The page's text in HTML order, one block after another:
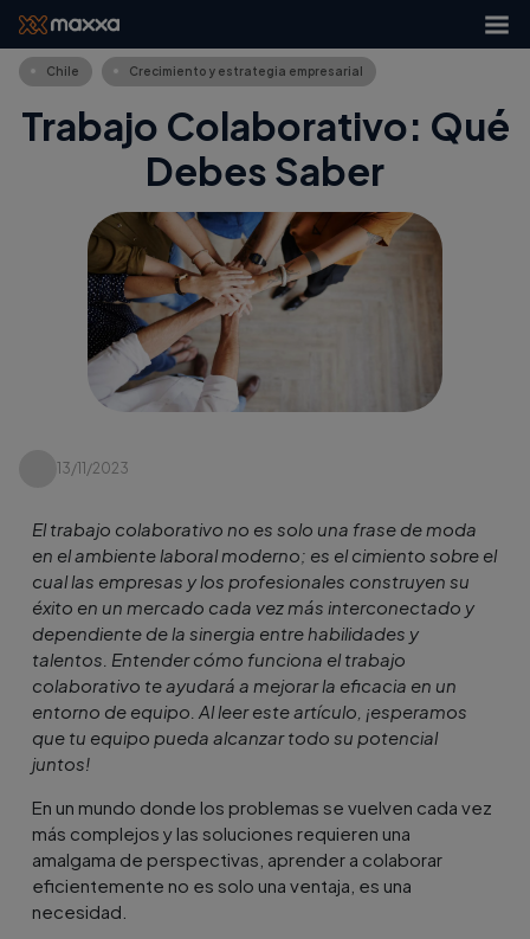
Chile Crecimiento y estrategia empresarial
Trabajo Colaborativo: Qué
Debes Saber
13/11/2023
El trabajo colaborativo no es solo una frase de moda
en el ambiente laboral moderno; es el cimiento sobre el
cual las empresas y los profesionales construyen su
éxito en un mercado cada vez más interconectado y
dependiente de la sinergia entre habilidades y
talentos. Entender cómo funciona el trabajo
colaborativo te ayudará a mejorar la eficacia en un
entorno de equipo. Al leer este artículo, ¡esperamos
que tu equipo pueda alcanzar todo su potencial
juntos!
En un mundo donde los problemas se vuelven cada vez
más complejos y las soluciones requieren una
amalgama de perspectivas, aprender a colaborar
eficientemente no es solo una ventaja, es una
necesidad.